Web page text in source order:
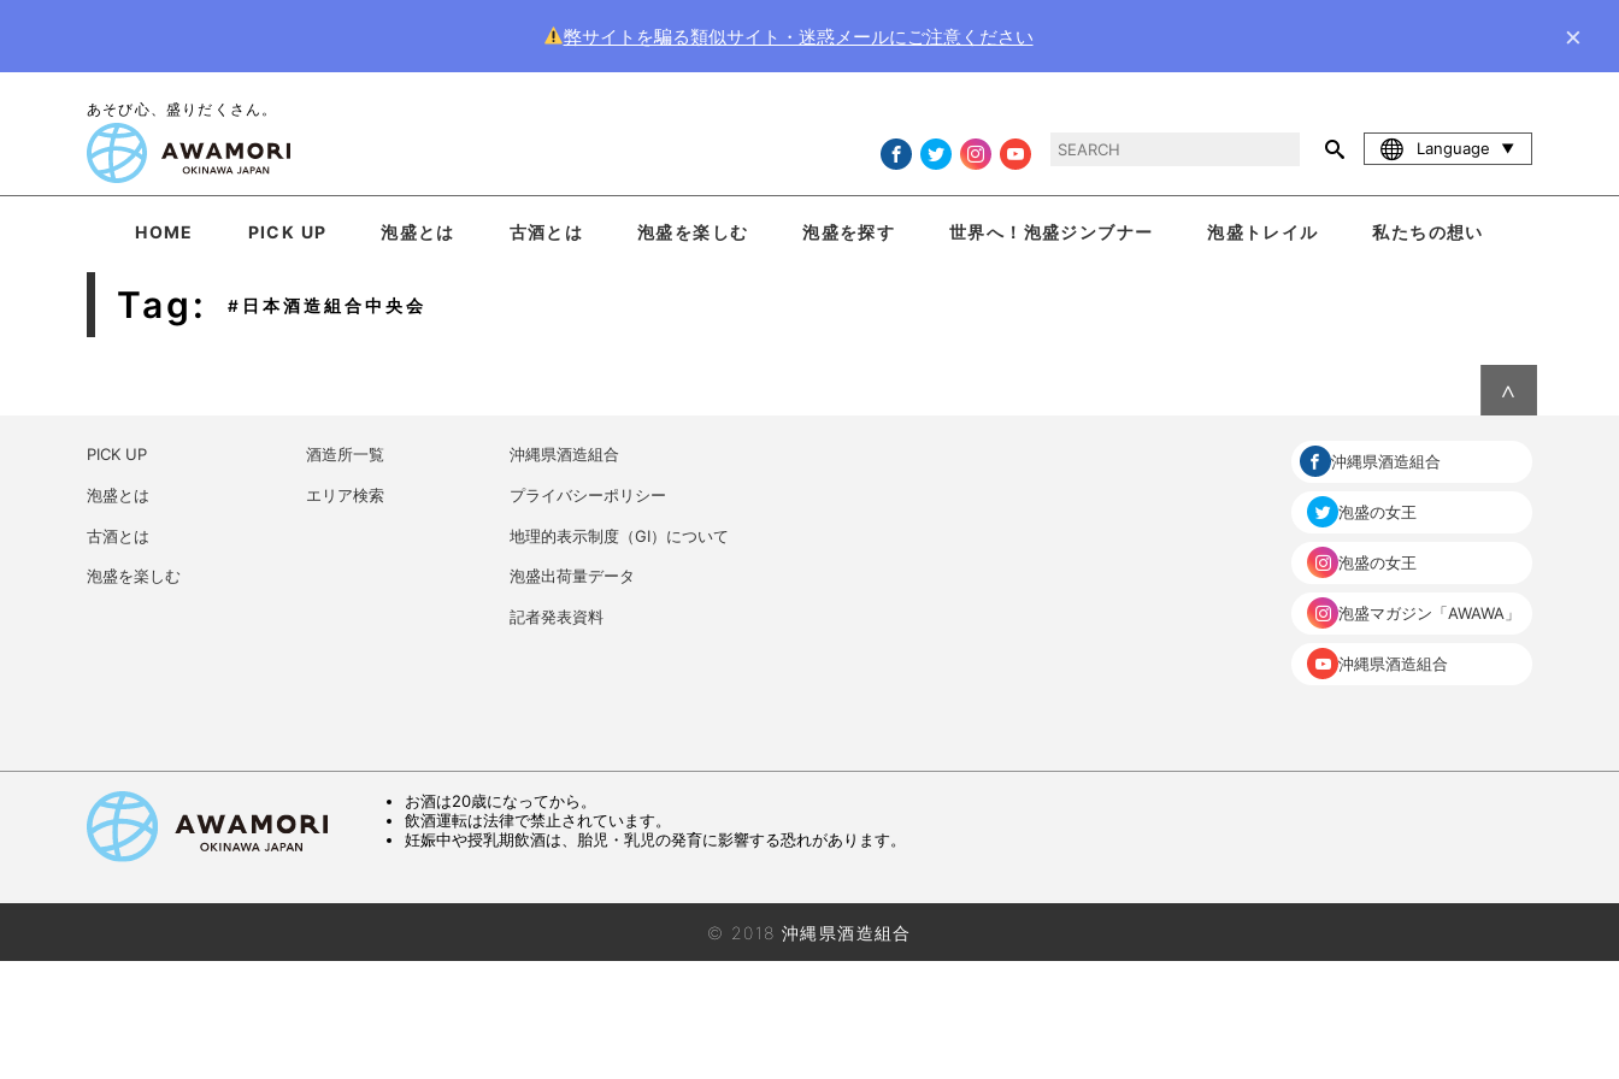
弊サイトを騙る類似サイト・迷惑メールにご注意ください ×
あそび心、盛りだくさん。
Language
HOME PICK UP 泡盛とは 古酒とは 泡盛を楽しむ 泡盛を探す 世界へ！泡盛ジンブナー 泡盛トレイル 私たちの想い
Tag: #日本酒造組合中央会
∧
PICK UP
泡盛とは
古酒とは
泡盛を楽しむ
酒造所一覧
エリア検索
沖縄県酒造組合
プライバシーポリシー
地理的表示制度（GI）について
泡盛出荷量データ
記者発表資料
沖縄県酒造組合
泡盛の女王
泡盛の女王
泡盛マガジン「AWAWA」
沖縄県酒造組合
お酒は20歳になってから。
飲酒運転は法律で禁止されています。
妊娠中や授乳期飲酒は、胎児・乳児の発育に影響する恐れがあります。
© 2018 沖縄県酒造組合